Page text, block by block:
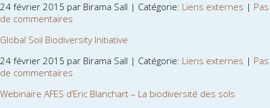
24 février 2015 par Birama Sall | Catégorie: Liens externes | Pas
de commentaires
Global Soil Biodiversity Initiative
24 février 2015 par Birama Sall | Catégorie: Liens externes | Pas
de commentaires
Webinaire AFES d’Eric Blanchart – La biodiversité des sols